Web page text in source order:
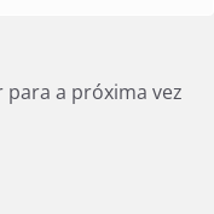
para a próxima vez